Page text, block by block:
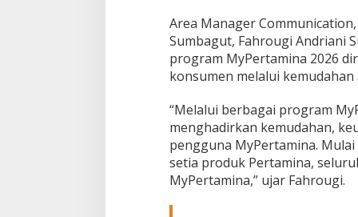
Area Manager
Sumbagut, Fahrougi Andriani
program MyPertamina 2026
konsumen melalui
“Melalui berbagai program
menghadirkan kemudahan,
pengguna MyPertamina.
setia produk Pertamina,
MyPertamina,” ujar Fahrougi.